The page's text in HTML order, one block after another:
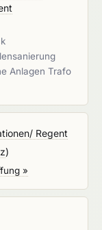
Anlagen Trafo
Regent
)
»